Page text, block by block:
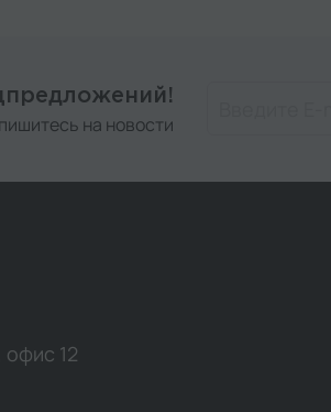
на новости
офис 12